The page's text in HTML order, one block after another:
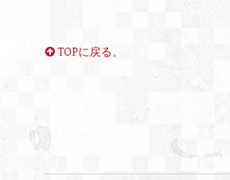
TOPに戻る。